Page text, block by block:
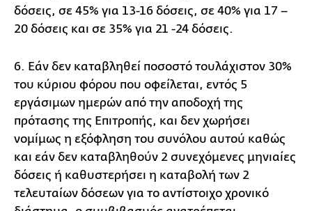
δόσεις, σε 45% για 13-16 δόσεις, σε 40% για 17 –
20 δόσεις και σε 35% για 21 -24 δόσεις.
6. Εάν δεν καταβληθεί ποσοστό τουλάχιστον 30%
του κύριου φόρου που οφείλεται, εντός 5
εργάσιμων ημερών από την αποδοχή της
πρότασης της Επιτροπής, και δεν χωρήσει
νομίμως η εξόφληση του συνόλου αυτού καθώς
και εάν δεν καταβληθούν 2 συνεχόμενες μηνιαίες
δόσεις ή καθυστερήσει η καταβολή των 2
τελευταίων δόσεων για το αντίστοιχο χρονικό